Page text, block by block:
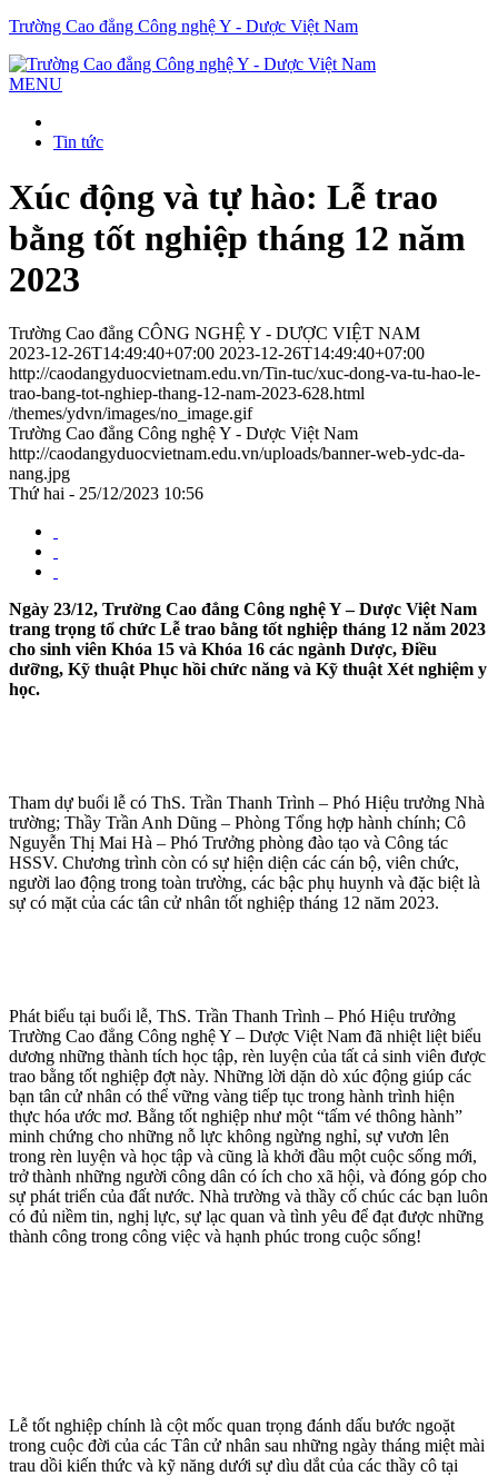
Trường Cao đẳng Công nghệ Y - Dược Việt Nam
MENU
Tin tức
Xúc động và tự hào: Lễ trao
bằng tốt nghiệp tháng 12 năm
2023
Trường Cao đẳng CÔNG NGHỆ Y - DƯỢC VIỆT NAM
2023-12-26T14:49:40+07:00 2023-12-26T14:49:40+07:00
http://caodangyduocvietnam.edu.vn/Tin-tuc/xuc-dong-va-tu-hao-le-
trao-bang-tot-nghiep-thang-12-nam-2023-628.html
/themes/ydvn/images/no_image.gif
Trường Cao đẳng Công nghệ Y - Dược Việt Nam
http://caodangyduocvietnam.edu.vn/uploads/banner-web-ydc-da-
nang.jpg
Thứ hai - 25/12/2023 10:56
Ngày 23/12, Trường Cao đẳng Công nghệ Y – Dược Việt Nam
trang trọng tổ chức Lễ trao bằng tốt nghiệp tháng 12 năm 2023
cho sinh viên Khóa 15 và Khóa 16 các ngành Dược, Điều
dưỡng, Kỹ thuật Phục hồi chức năng và Kỹ thuật Xét nghiệm y
học.
Tham dự buổi lễ có ThS. Trần Thanh Trình – Phó Hiệu trưởng Nhà
trường; Thầy Trần Anh Dũng – Phòng Tổng hợp hành chính; Cô
Nguyễn Thị Mai Hà – Phó Trưởng phòng đào tạo và Công tác
HSSV. Chương trình còn có sự hiện diện các cán bộ, viên chức,
người lao động trong toàn trường, các bậc phụ huynh và đặc biệt là
sự có mặt của các tân cử nhân tốt nghiệp tháng 12 năm 2023.
Phát biểu tại buổi lễ, ThS. Trần Thanh Trình – Phó Hiệu trưởng
Trường Cao đẳng Công nghệ Y – Dược Việt Nam đã nhiệt liệt biểu
dương những thành tích học tập, rèn luyện của tất cả sinh viên được
trao bằng tốt nghiệp đợt này. Những lời dặn dò xúc động giúp các
bạn tân cử nhân có thể vững vàng tiếp tục trong hành trình hiện
thực hóa ước mơ. Bằng tốt nghiệp như một “tấm vé thông hành”
minh chứng cho những nỗ lực không ngừng nghỉ, sự vươn lên
trong rèn luyện và học tập và cũng là khởi đầu một cuộc sống mới,
trở thành những người công dân có ích cho xã hội, và đóng góp cho
sự phát triển của đất nước. Nhà trường và thầy cố chúc các bạn luôn
có đủ niềm tin, nghị lực, sự lạc quan và tình yêu để đạt được những
thành công trong công việc và hạnh phúc trong cuộc sống!
Lễ tốt nghiệp chính là cột mốc quan trọng đánh dấu bước ngoặt
trong cuộc đời của các Tân cử nhân sau những ngày tháng miệt mài
trau dồi kiến thức và kỹ năng dưới sự dìu dắt của các thầy cô tại